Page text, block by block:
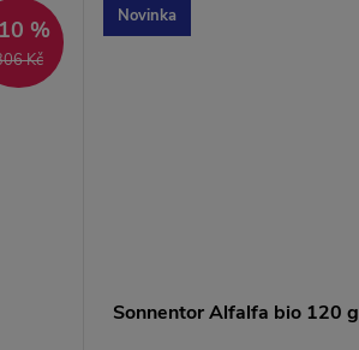
Kč
% Novinka
Sonnentor Alfalfa bio 120 g